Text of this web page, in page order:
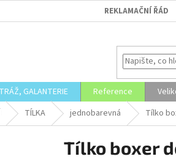
REKLAMAČNÍ ŘÁD
GALANTERIE Reference
TÍLKA jednobarevná Tílko
Tílko boxer